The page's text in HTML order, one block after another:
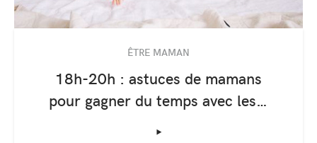
ÊTRE MAMAN
18h-20h : astuces de mamans
pour gagner du temps avec les…
‣